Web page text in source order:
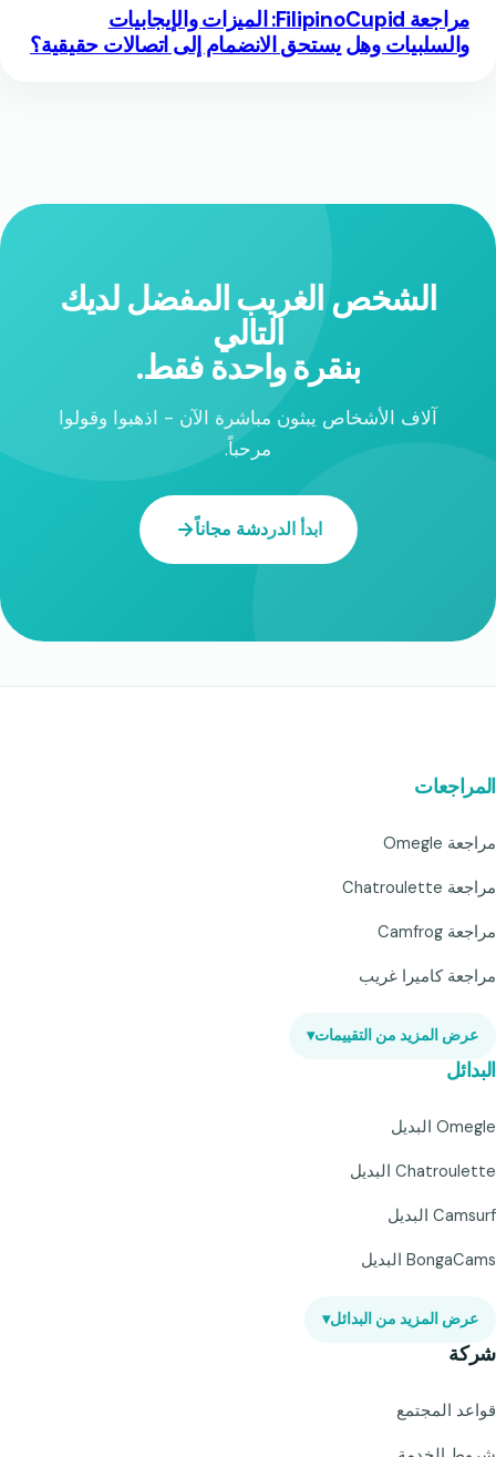
مراجعة FilipinoCupid: الميزات والإيجابيات
والسلبيات وهل يستحق الانضمام إلى اتصالات حقيقية؟
الشخص الغريب المفضل لديك
التالي
بنقرة واحدة فقط.
آلاف الأشخاص يبثون مباشرة الآن - اذهبوا وقولوا
مرحباً.
ابدأ الدردشة مجاناً
المراجعات
مراجعة Omegle
مراجعة Chatroulette
مراجعة Camfrog
مراجعة كاميرا غريب
عرض المزيد من التقييمات▾
البدائل
Omegle البديل
Chatroulette البديل
Camsurf البديل
BongaCams البديل
عرض المزيد من البدائل▾
شركة
قواعد المجتمع